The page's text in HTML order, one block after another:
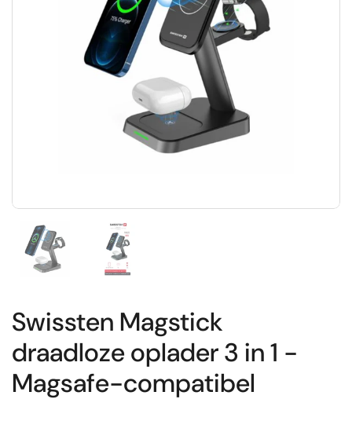
Toon dia 1 Toon dia 2
Swissten Magstick
draadloze oplader 3 in 1 -
Magsafe-compatibel